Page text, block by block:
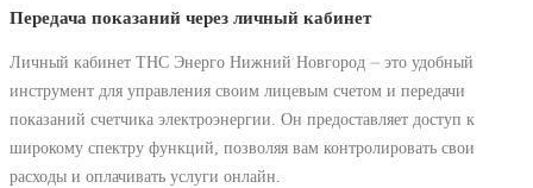
Передача показаний через личный кабинет
Личный кабинет ТНС Энерго Нижний Новгород ⏤ это удобный
инструмент для управления своим лицевым счетом и передачи
показаний счетчика электроэнергии. Он предоставляет доступ к
широкому спектру функций, позволяя вам контролировать свои
расходы и оплачивать услуги онлайн.